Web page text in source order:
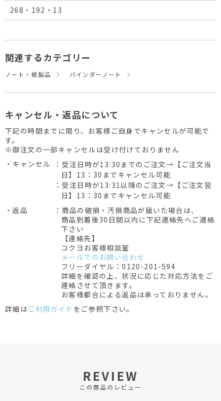
268・192・13
関連するカテゴリー
ノート・紙製品 バインダーノート
キャンセル・返品について
下記の時間までに限り、お客様ご自身でキャンセルが可能で
す。
※御注文の一部キャンセルは受け付けておりません
・キャンセル
：受注日時が13:30までのご注文→【ご注文当
日】13：30までキャンセル可能
：受注日時が13:31以降のご注文→【ご注文翌
日】13：30までキャンセル可能
・返品
：商品の破損・汚損商品が届いた場合は、
商品到着後30日間以内に下記連絡先へご連絡
下さい
【連絡先】
コクヨお客様相談室
メールでのお問い合わせ
フリーダイヤル：0120-201-594
詳細を確認の上、状況に応じた対応方法をご
連絡させて頂きます。
お客様都合による返品は承っておりません。
詳細はご利用ガイド をご参照下さい。
REVIEW
この商品のレビュー